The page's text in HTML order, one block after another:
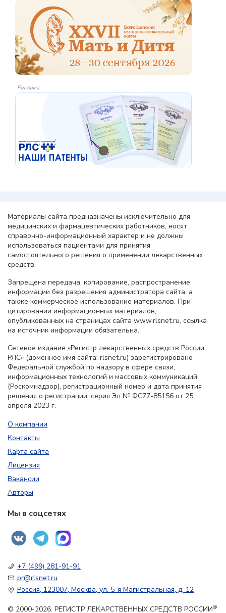
Реклама
Материалы сайта предназначены исключительно для
медицинских и фармацевтических работников, носят
справочно-информационный характер и не должны
использоваться пациентами для принятия
самостоятельного решения о применении лекарственных
средств.
Запрещена передача, копирование, распространение
информации без разрешения администратора сайта, а
также коммерческое использование материалов. При
цитировании информационных материалов,
опубликованных на страницах сайта www.rlsnet.ru, ссылка
на источник информации обязательна.
Сетевое издание «Регистр лекарственных средств России
РЛС» (доменное имя сайта: rlsnet.ru) зарегистрировано
Федеральной службой по надзору в сфере связи,
информационных технологий и массовых коммуникаций
(Роскомнадзор), регистрационный номер и дата принятия
решения о регистрации: серия Эл № ФС77-85156 от 25
апреля 2023 г.
О компании
Контакты
Карта сайта
Лицензия
Вакансии
Авторы
Мы в соцсетях
+7 (499) 281-91-91
pr@rlsnet.ru
Россия, 123007, Москва, ул. 5-я Магистральная, д. 12
© 2000-2026. РЕГИСТР ЛЕКАРСТВЕННЫХ СРЕДСТВ РОССИИ®